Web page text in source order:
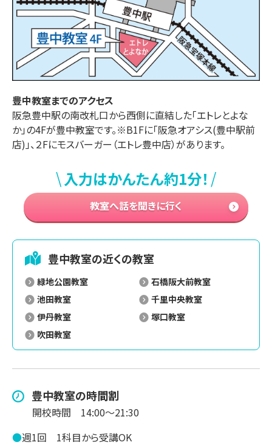
豊中教室までのアクセス
阪急豊中駅の南改札口から西側に直結した「エトレとよな
か」の4Fが豊中教室です。※B1Fに「阪急オアシス(豊中駅前
店)」、２Fにモスバーガー（エトレ豊中店）があります。
\ 入力はかんたん約1分！ /
教室へ話を聞きに行く
豊中教室の近くの教室
緑地公園教室
石橋阪大前教室
池田教室
千里中央教室
伊丹教室
塚口教室
吹田教室
豊中教室の時間割
開校時間
14:00～21:30
●週1回
1科目から受講OK